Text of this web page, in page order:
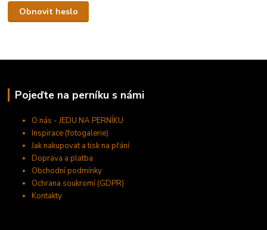
Obnovit heslo
Pojeďte na perníku s námi
O nás - JEDU NA PERNÍKU
Inspirace (fotogalerie)
Jak nakupovat a tisk na přání
Doprava a platba
Obchodní podmínky
Ochrana soukromí (GDPR)
Kontakty